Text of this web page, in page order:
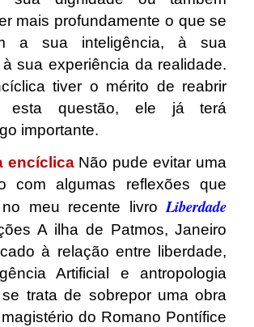
mais profundamente o que se
a sua inteligência, à sua
sua experiência da realidade.
tiver o mérito de reabrir
esta questão, ele já terá
importante.
encíclicaNão pude evitar uma
com algumas reflexões que
meu recente livro Liberdade
A ilha de Patmos, Janeiro
à relação entre liberdade,
Artificial e antropologia
trata de sobrepor uma obra
do Romano Pontífice